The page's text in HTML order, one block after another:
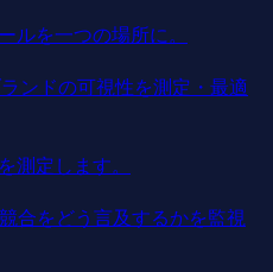
ルを一つの場所に。
ンドの可視性を測定・最適
測定します。
合をどう言及するかを監視